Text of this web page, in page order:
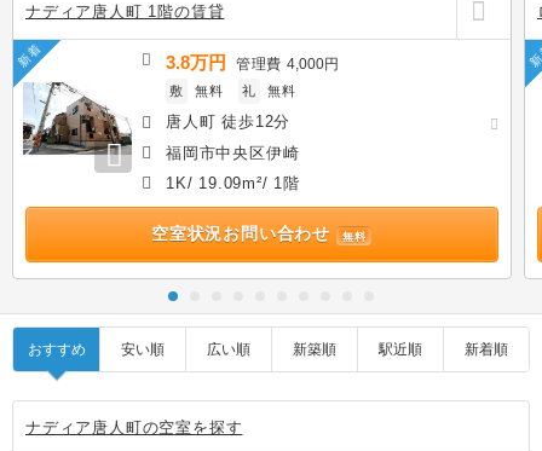
ナディア唐人町 1階の賃貸
新着 3.8万円 管理費4,000円
敷 無料 礼 無料
唐人町 徒歩12分
福岡市中央区伊崎
1K/ 19.09m²/ 1階
空室状況お問い合わせ 無料
おすすめ 安い順 広い順 新築順 駅近順 新着順
ナディア唐人町の空室を探す